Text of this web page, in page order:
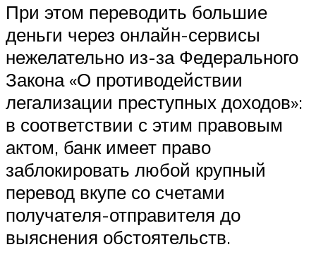
При этом переводить большие
деньги через онлайн-сервисы
нежелательно из-за Федерального
Закона «О противодействии
легализации преступных доходов»:
в соответствии с этим правовым
актом, банк имеет право
заблокировать любой крупный
перевод вкупе со счетами
получателя-отправителя до
выяснения обстоятельств.